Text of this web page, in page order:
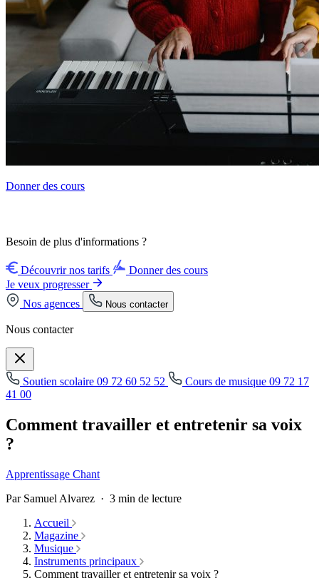
Donner des cours
Besoin de plus d'informations ?
Découvrir nos tarifs
Donner des cours
Je veux progresser
Nos agences
Nous contacter
Nous contacter
Soutien scolaire 09 72 60 52 52 Cours de musique 09 72 17
41 00
Comment travailler et entretenir sa voix
?
Apprentissage Chant
Par Samuel Alvarez · 3 min de lecture
Accueil
Magazine
Musique
Instruments principaux
Comment travailler et entretenir sa voix ?